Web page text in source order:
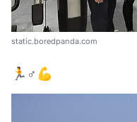
static.boredpanda.com
🏃♂️💪